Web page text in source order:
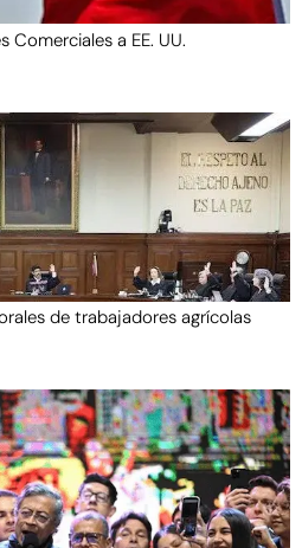
Comerciales a EE. UU.
de trabajadores agrícolas